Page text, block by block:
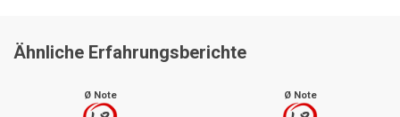
Ähnliche Erfahrungsberichte
Ø Note Ø Note